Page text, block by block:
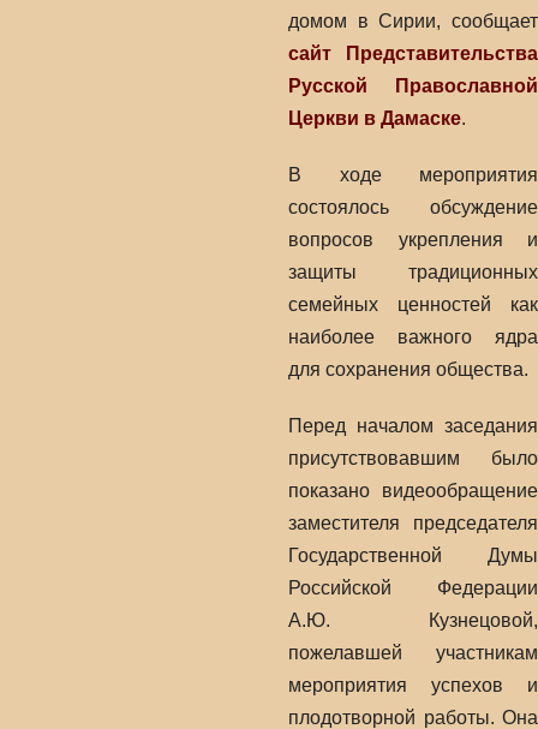
домом в Сирии, сообщает
сайт Представительства
Русской Православной
Церкви в Дамаске.
В ходе мероприятия
состоялось обсуждение
вопросов укрепления и
защиты традиционных
семейных ценностей как
наиболее важного ядра
для сохранения общества.
Перед началом заседания
присутствовавшим было
показано видеообращение
заместителя председателя
Государственной Думы
Российской Федерации
А.Ю. Кузнецовой,
пожелавшей участникам
мероприятия успехов и
плодотворной работы. Она